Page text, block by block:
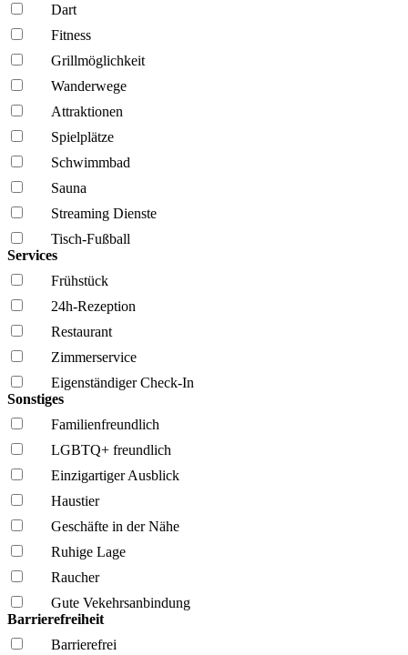
Dart
Fitness
Grillmöglich­keit
Wanderwege
Attraktionen
Spielplätze
Schwimmbad
Sauna
Streaming Dienste
Tisch-Fußball
Services
Frühstück
24h-Rezeption
Restaurant
Zimmerservice
Eigenständiger Check-In
Sonstiges
Familien­freundlich
LGBTQ+ freundlich
Einzigartiger Ausblick
Haustier
Geschäfte in der Nähe
Ruhige Lage
Raucher
Gute Vekehrsanbindung
Barrierefreiheit
Barrierefrei